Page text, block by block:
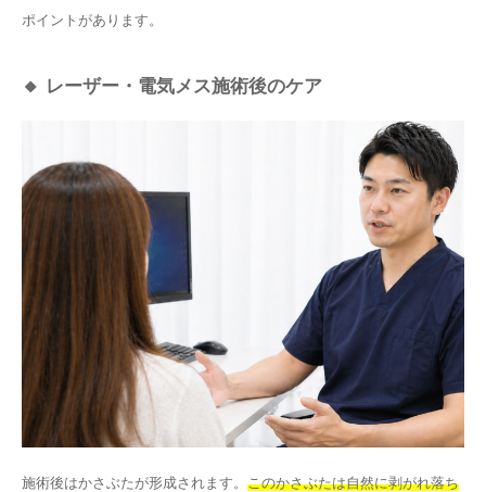
ポイントがあります。
🔸 レーザー・電気メス施術後のケア
施術後はかさぶたが形成されます。 このかさぶたは自然に剥がれ落ち